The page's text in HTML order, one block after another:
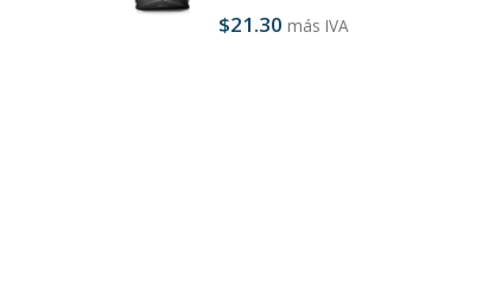
$21.30 más IVA